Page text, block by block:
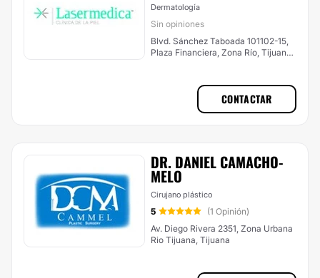
Dermatología
Sin opiniones
Blvd. Sánchez Taboada 101102-15,
Plaza Financiera, Zona Río, Tijuana,
CONTACTAR
DR. DANIEL CAMACHO-
MELO
Cirujano plástico
5
(1 Opinión)
Av. Diego Rivera 2351, Zona Urbana
Rio Tijuana, Tijuana